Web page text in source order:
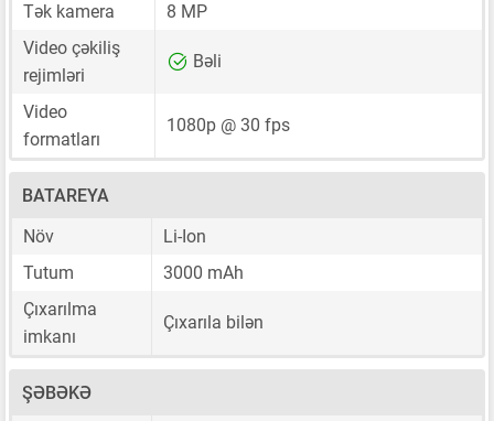
Tək kamera
8 MP
Video çəkiliş
rejimləri
Bəli
Video
formatları
1080p @ 30 fps
BATAREYA
Növ
Li-Ion
Tutum
3000 mAh
Çıxarılma
imkanı
Çıxarıla bilən
ŞƏBƏKƏ